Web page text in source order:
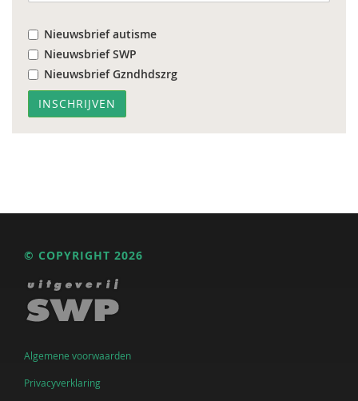
Nieuwsbrief autisme
Nieuwsbrief SWP
Nieuwsbrief Gzndhdszrg
© COPYRIGHT 2026
Algemene voorwaarden
Privacyverklaring